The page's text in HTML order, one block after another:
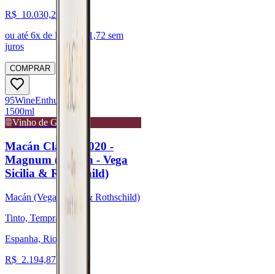
R$ 10.030,29
ou até 6x de R$ 1.671,72 sem
juros
COMPRAR
95WineEnthusiast
1500ml
Vinho de Guarda
Macán Clásico 2020 -
Magnum (Macán - Vega
Sicilia & Rothschild)
Macán (Vega Sicilia & Rothschild)
Tinto, Tempranillo
Espanha, Rioja
R$ 2.194,87